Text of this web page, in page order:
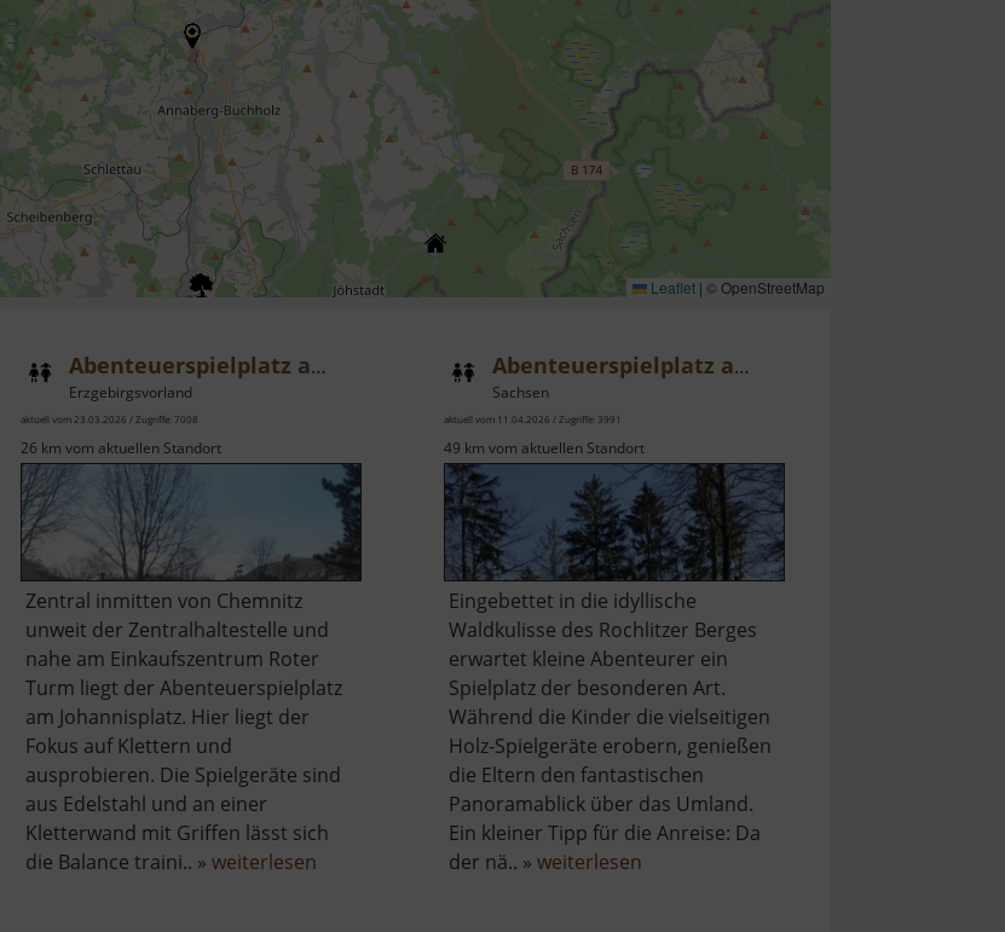
Leaflet | © OpenStreetMap
Abenteuerspielplatz am Johannisplatz
Erzgebirgsvorland
aktuell vom 23.03.2026 / Zugriffe: 7008
26 km vom aktuellen Standort
Zentral inmitten von Chemnitz
unweit der Zentralhaltestelle und
nahe am Einkaufszentrum Roter
Turm liegt der Abenteuerspielplatz
am Johannisplatz. Hier liegt der
Fokus auf Klettern und
ausprobieren. Die Spielgeräte sind
aus Edelstahl und an einer
Kletterwand mit Griffen lässt sich
die Balance traini.. »weiterlesen
Abenteuerspielplatz am Rochlitzer Berg
Sachsen
aktuell vom 11.04.2026 / Zugriffe: 3991
49 km vom aktuellen Standort
Eingebettet in die idyllische
Waldkulisse des Rochlitzer Berges
erwartet kleine Abenteurer ein
Spielplatz der besonderen Art.
Während die Kinder die vielseitigen
Holz-Spielgeräte erobern, genießen
die Eltern den fantastischen
Panoramablick über das Umland.
Ein kleiner Tipp für die Anreise: Da
der nä.. » weiterlesenüber